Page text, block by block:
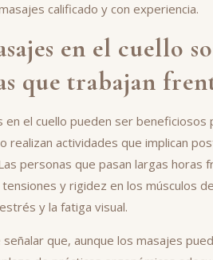
calificado y con experiencia.
en el cuello
que trabajan
en el cuello pueden ser
realizan actividades que implican
personas que pasan largas horas
y rigidez en los músculos
y la fatiga visual.
que, aunque los masajes